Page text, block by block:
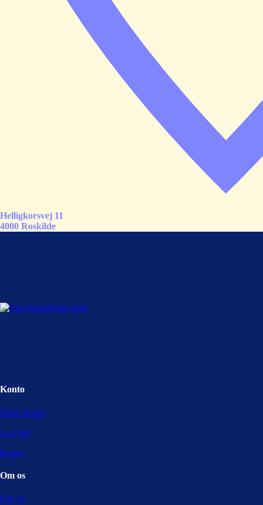
Helligkorsvej 11
4000 Roskilde
Konto
Opret konto
Log ind
Konto
Om os
Om os